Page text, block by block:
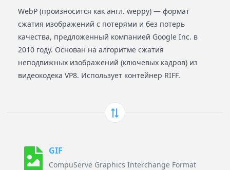
WebP (произносится как англ. weppy) — формат
сжатия изображений с потерями и без потерь
качества, предложенный компанией Google Inc. в
2010 году. Основан на алгоритме сжатия
неподвижных изображений (ключевых кадров) из
видеокодека VP8. Использует контейнер RIFF.
GIF
CompuServe Graphics Interchange Format